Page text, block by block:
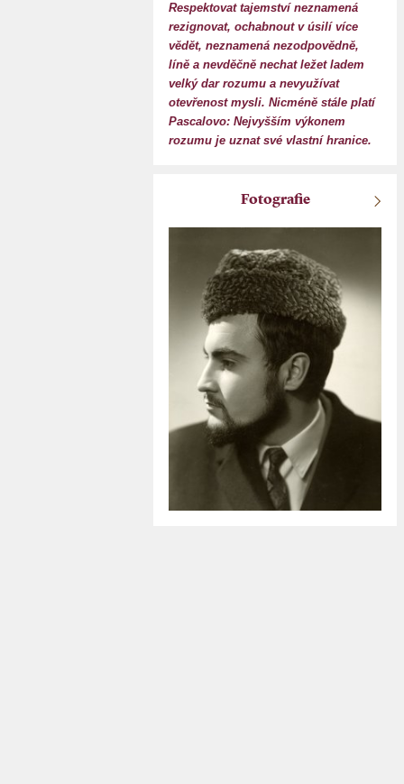
Respektovat tajemství neznamená
rezignovat, ochabnout v úsilí více
vědět, neznamená nezodpovědně,
líně a nevděčně nechat ležet ladem
velký dar rozumu a nevyužívat
otevřenost mysli. Nicméně stále platí
Pascalovo: Nejvyšším výkonem
rozumu je uznat své vlastní hranice.
Fotografie